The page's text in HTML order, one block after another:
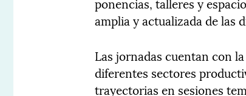
amplia y actualizada de las
Las jornadas cuentan con
diferentes sectores
trayectorias en sesiones